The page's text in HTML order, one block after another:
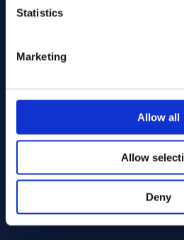
Statistics
Marketing
Allow all
Allow
Deny
Cutting services